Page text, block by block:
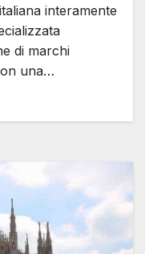
interamente
di marchi
una…